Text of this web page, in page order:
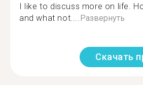
I like to discuss more on life.
and what not....Развернуть
Скачать